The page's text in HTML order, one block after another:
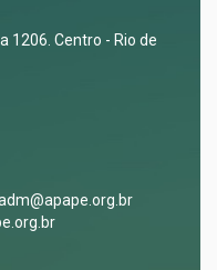
1206. Centro - Rio de